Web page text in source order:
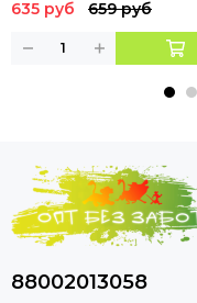
635 руб 659 руб
88002013058